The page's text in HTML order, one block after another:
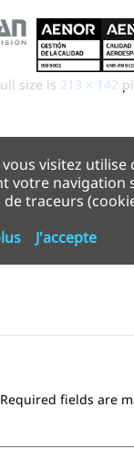
size is 213 × 142
Required fields are
visitez utilise
votre navigation
traceurs
J'accepte